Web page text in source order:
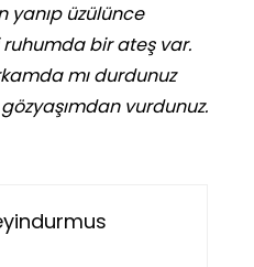
yanıp üzülünce
bir ateş var.
mı durdunuz
vurdunuz.